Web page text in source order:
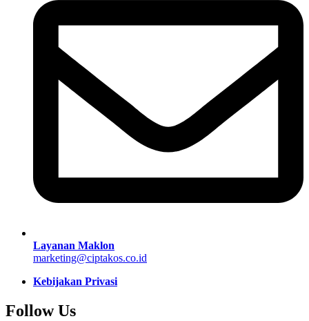
Layanan Maklon
marketing@ciptakos.co.id
Kebijakan Privasi
Follow Us